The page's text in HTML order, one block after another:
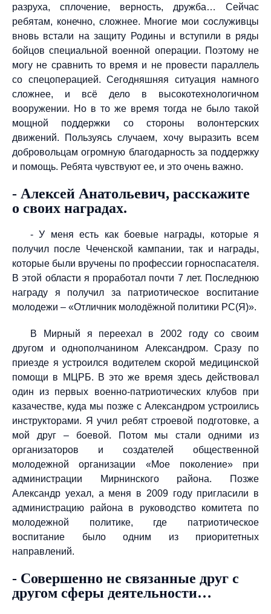
разруха, сплочение, верность, дружба… Сейчас
ребятам, конечно, сложнее. Многие мои сослуживцы
вновь встали на защиту Родины и вступили в ряды
бойцов специальной военной операции. Поэтому не
могу не сравнить то время и не провести параллель
со спецоперацией. Сегодняшняя ситуация намного
сложнее, и всё дело в высокотехнологичном
вооружении. Но в то же время тогда не было такой
мощной поддержки со стороны волонтерских
движений. Пользуясь случаем, хочу выразить всем
добровольцам огромную благодарность за поддержку
и помощь. Ребята чувствуют ее, и это очень важно.
- Алексей Анатольевич, расскажите
о своих наградах.
- У меня есть как боевые награды, которые я
получил после Чеченской кампании, так и награды,
которые были вручены по профессии горноспасателя.
В этой области я проработал почти 7 лет. Последнюю
награду я получил за патриотическое воспитание
молодежи – «Отличник молодёжной политики РС(Я)».
В Мирный я переехал в 2002 году со своим
другом и однополчанином Александром. Сразу по
приезде я устроился водителем скорой медицинской
помощи в МЦРБ. В это же время здесь действовал
один из первых военно-патриотических клубов при
казачестве, куда мы позже с Александром устроились
инструкторами. Я учил ребят строевой подготовке, а
мой друг – боевой. Потом мы стали одними из
организаторов и создателей общественной
молодежной организации «Мое поколение» при
администрации Мирнинского района. Позже
Александр уехал, а меня в 2009 году пригласили в
администрацию района в руководство комитета по
молодежной политике, где патриотическое
воспитание было одним из приоритетных
направлений.
- Совершенно не связанные друг с
другом сферы деятельности…